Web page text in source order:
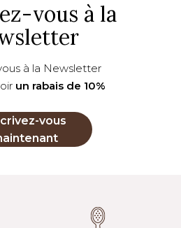
vous à la
à la Newsletter
un rabais de 10%
vous